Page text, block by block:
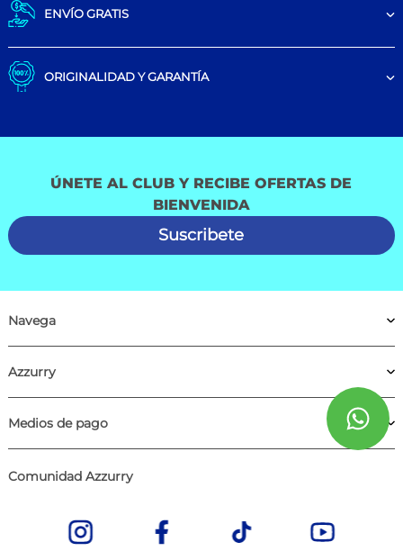
ENVÍO GRATIS
ORIGINALIDAD Y GARANTÍA
ÚNETE AL CLUB Y RECIBE OFERTAS DE
BIENVENIDA
Suscribete
Navega
Azzurry
Medios de pago
Comunidad Azzurry